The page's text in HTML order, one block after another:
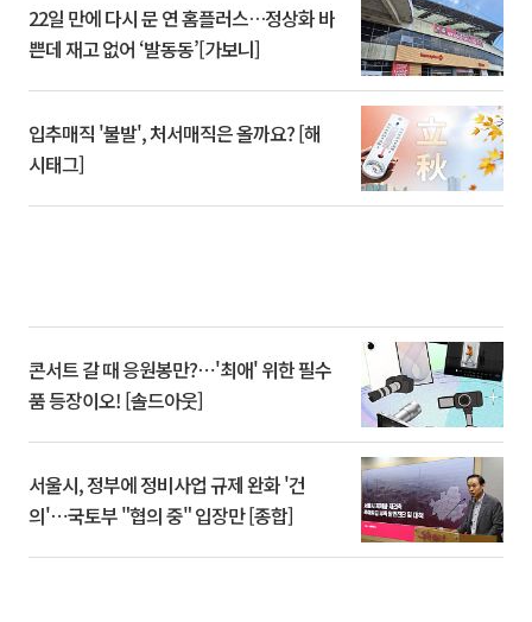
22일 만에 다시 문 연 홈플러스…정상화 바
쁜데 재고 없어 ‘발동동’[가보니]
입추매직 '불발', 처서매직은 올까요? [해
시태그]
콘서트 갈 때 응원봉만?⋯'최애' 위한 필수
품 등장이오! [솔드아웃]
서울시, 정부에 정비사업 규제 완화 '건
의'⋯국토부 "협의 중" 입장만 [종합]